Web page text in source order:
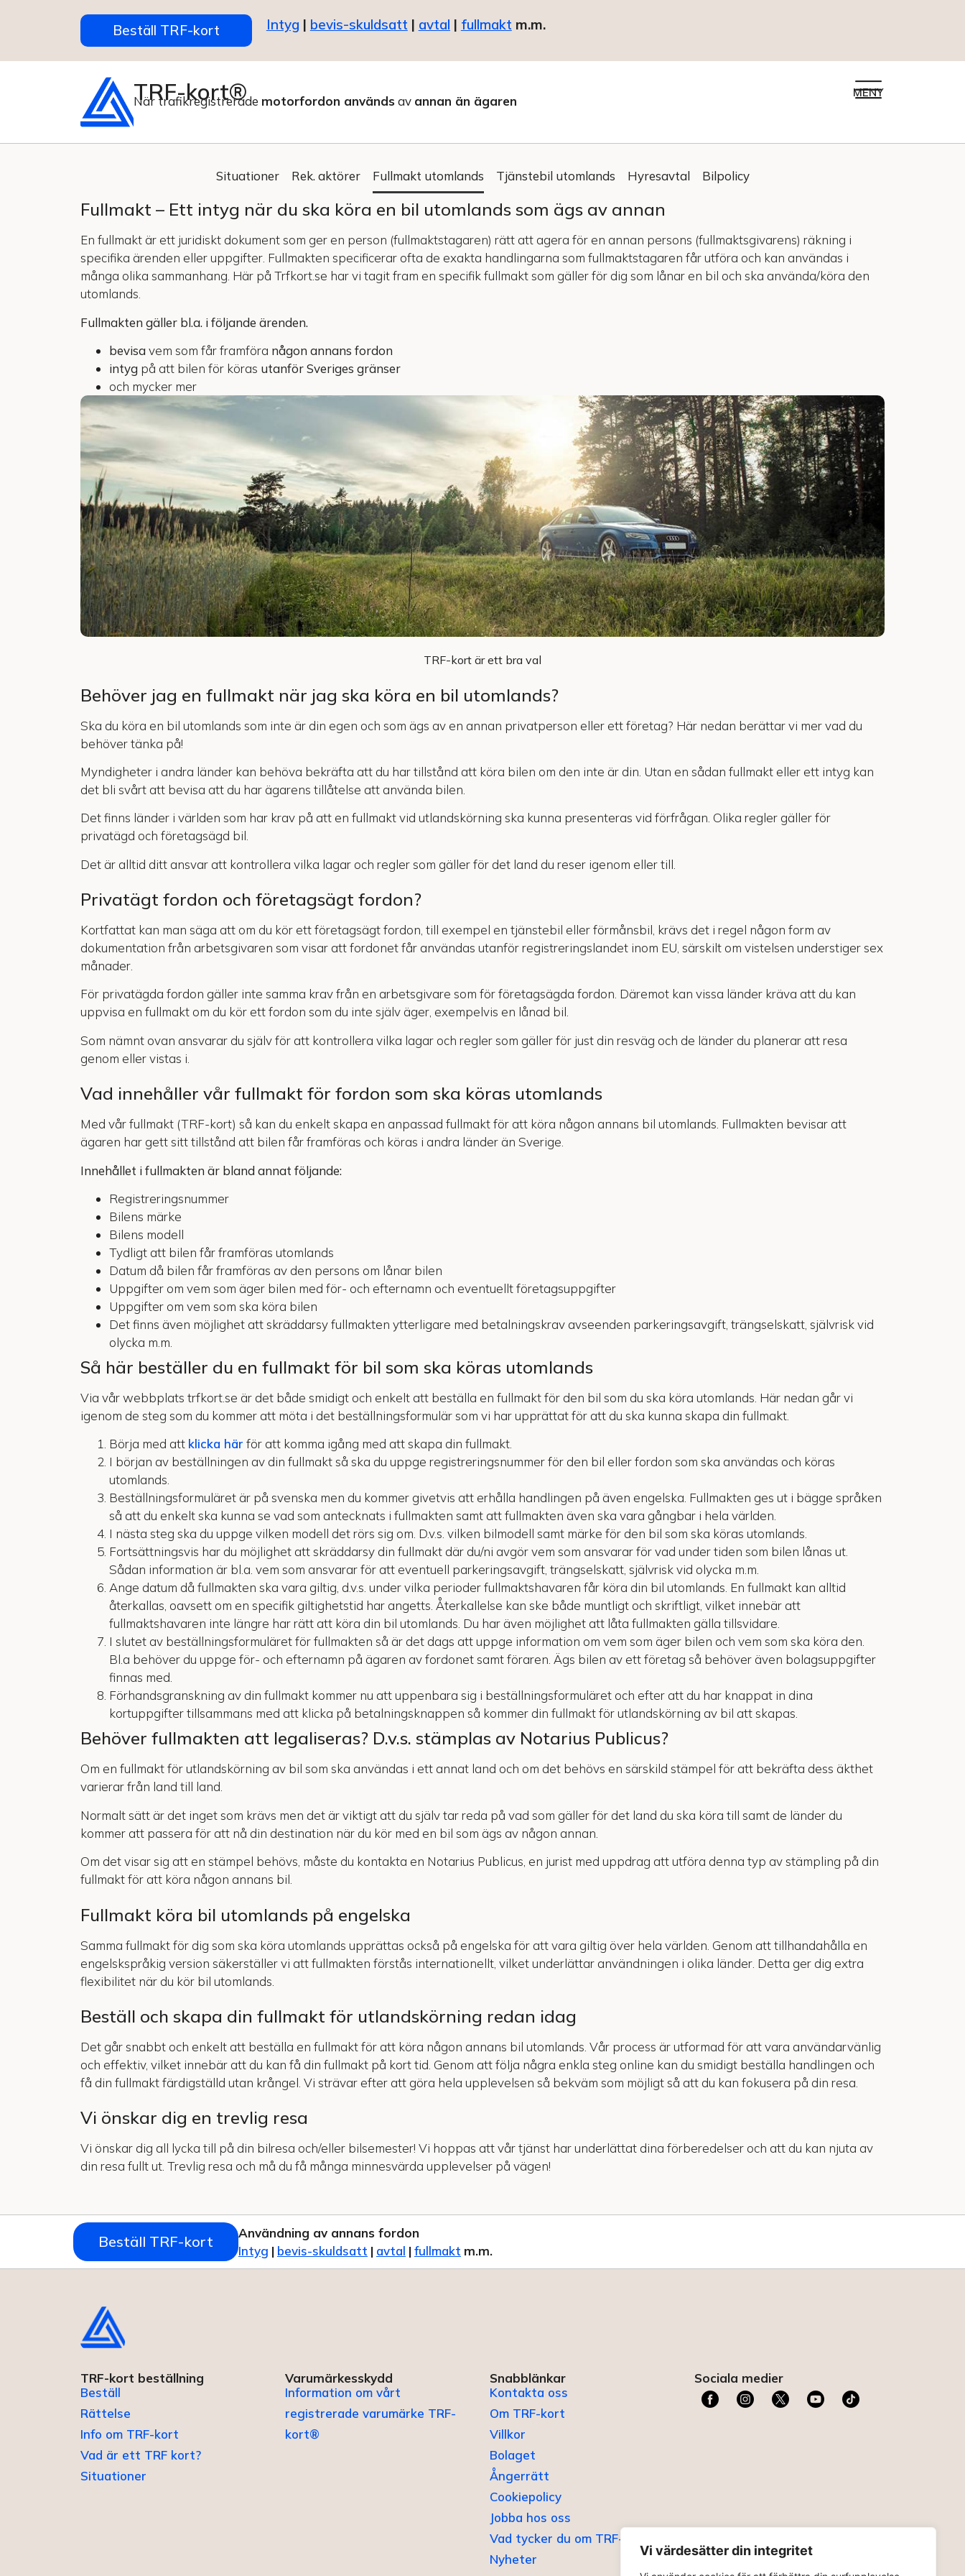
Vi värdesätter din integritet
Beställ TRF-kort Intyg | bevis-skuldsatt | avtal | fullmakt m.m.
TRF-kort®
När trafikregistrerade motorfordon används av annan än ägaren
MENY
Situationer Rek. aktörer Fullmakt utomlands Tjänstebil utomlands Hyresavtal Bilpolicy
Fullmakt – Ett intyg när du ska köra en bil utomlands som ägs av annan
En fullmakt är ett juridiskt dokument som ger en person (fullmaktstagaren) rätt att agera för en annan persons (fullmaktsgivarens) räkning i
specifika ärenden eller uppgifter. Fullmakten specificerar ofta de exakta handlingarna som fullmaktstagaren får utföra och kan användas i
många olika sammanhang. Här på Trfkort.se har vi tagit fram en specifik fullmakt som gäller för dig som lånar en bil och ska använda/köra den
utomlands.
Fullmakten gäller bl.a. i följande ärenden.
bevisavem som får framföra någon annans fordon
intyg på att bilen för köras utanför Sveriges gränser
och mycker mer
TRF-kort är ett bra val
Behöver jag en fullmakt när jag ska köra en bil utomlands?
Ska du köra en bil utomlands som inte är din egen och som ägs av en annan privatperson eller ett företag? Här nedan berättar vi mer vad du
behöver tänka på!
Myndigheter i andra länder kan behöva bekräfta att du har tillstånd att köra bilen om den inte är din. Utan en sådan fullmakt eller ett intyg kan
det bli svårt att bevisa att du har ägarens tillåtelse att använda bilen.
Det finns länder i världen som har krav på att en fullmakt vid utlandskörning ska kunna presenteras vid förfrågan. Olika regler gäller för
privatägd och företagsägd bil.
Det är alltid ditt ansvar att kontrollera vilka lagar och regler som gäller för det land du reser igenom eller till.
Privatägt fordon och företagsägt fordon?
Kortfattat kan man säga att om du kör ett företagsägt fordon, till exempel en tjänstebil eller förmånsbil, krävs det i regel någon form av
dokumentation från arbetsgivaren som visar att fordonet får användas utanför registreringslandet inom EU, särskilt om vistelsen understiger sex
månader.
För privatägda fordon gäller inte samma krav från en arbetsgivare som för företagsägda fordon. Däremot kan vissa länder kräva att du kan
uppvisa en fullmakt om du kör ett fordon som du inte själv äger, exempelvis en lånad bil.
Som nämnt ovan ansvarar du själv för att kontrollera vilka lagar och regler som gäller för just din resväg och de länder du planerar att resa
genom eller vistas i.
Vad innehåller vår fullmakt för fordon som ska köras utomlands
Med vår fullmakt (TRF-kort) så kan du enkelt skapa en anpassad fullmakt för att köra någon annans bil utomlands. Fullmakten bevisar att
ägaren har gett sitt tillstånd att bilen får framföras och köras i andra länder än Sverige.
Innehållet i fullmakten är bland annat följande:
Registreringsnummer
Bilens märke
Bilens modell
Tydligt att bilen får framföras utomlands
Datum då bilen får framföras av den persons om lånar bilen
Uppgifter om vem som äger bilen med för- och efternamn och eventuellt företagsuppgifter
Uppgifter om vem som ska köra bilen
Det finns även möjlighet att skräddarsy fullmakten ytterligare med betalningskrav avseenden parkeringsavgift, trängselskatt, självrisk vid
olycka m.m.
Så här beställer du en fullmakt för bil som ska köras utomlands
Via vår webbplats trfkort.se är det både smidigt och enkelt att beställa en fullmakt för den bil som du ska köra utomlands. Här nedan går vi
igenom de steg som du kommer att möta i det beställningsformulär som vi har upprättat för att du ska kunna skapa din fullmakt.
Börja med att klicka här för att komma igång med att skapa din fullmakt.
I början av beställningen av din fullmakt så ska du uppge registreringsnummer för den bil eller fordon som ska användas och köras
utomlands.
Beställningsformuläret är på svenska men du kommer givetvis att erhålla handlingen på även engelska. Fullmakten ges ut i bägge språken
så att du enkelt ska kunna se vad som antecknats i fullmakten samt att fullmakten även ska vara gångbar i hela världen.
I nästa steg ska du uppge vilken modell det rörs sig om. D.v.s. vilken bilmodell samt märke för den bil som ska köras utomlands.
Fortsättningsvis har du möjlighet att skräddarsy din fullmakt där du/ni avgör vem som ansvarar för vad under tiden som bilen lånas ut.
Sådan information är bl.a. vem som ansvarar för att eventuell parkeringsavgift, trängselskatt, självrisk vid olycka m.m.
Ange datum då fullmakten ska vara giltig, d.v.s. under vilka perioder fullmaktshavaren får köra din bil utomlands. En fullmakt kan alltid
återkallas, oavsett om en specifik giltighetstid har angetts. Återkallelse kan ske både muntligt och skriftligt, vilket innebär att
fullmaktshavaren inte längre har rätt att köra din bil utomlands. Du har även möjlighet att låta fullmakten gälla tillsvidare.
I slutet av beställningsformuläret för fullmakten så är det dags att uppge information om vem som äger bilen och vem som ska köra den.
Bl.a behöver du uppge för- och efternamn på ägaren av fordonet samt föraren. Ägs bilen av ett företag så behöver även bolagsuppgifter
finnas med.
Förhandsgranskning av din fullmakt kommer nu att uppenbara sig i beställningsformuläret och efter att du har knappat in dina
kortuppgifter tillsammans med att klicka på betalningsknappen så kommer din fullmakt för utlandskörning av bil att skapas.
Behöver fullmakten att legaliseras? D.v.s. stämplas av Notarius Publicus?
Om en fullmakt för utlandskörning av bil som ska användas i ett annat land och om det behövs en särskild stämpel för att bekräfta dess äkthet
varierar från land till land.
Normalt sätt är det inget som krävs men det är viktigt att du själv tar reda på vad som gäller för det land du ska köra till samt de länder du
kommer att passera för att nå din destination när du kör med en bil som ägs av någon annan.
Om det visar sig att en stämpel behövs, måste du kontakta en Notarius Publicus, en jurist med uppdrag att utföra denna typ av stämpling på din
fullmakt för att köra någon annans bil.
Fullmakt köra bil utomlands på engelska
Samma fullmakt för dig som ska köra utomlands upprättas också på engelska för att vara giltig över hela världen. Genom att tillhandahålla en
engelskspråkig version säkerställer vi att fullmakten förstås internationellt, vilket underlättar användningen i olika länder. Detta ger dig extra
flexibilitet när du kör bil utomlands.
Beställ och skapa din fullmakt för utlandskörning redan idag
Det går snabbt och enkelt att beställa en fullmakt för att köra någon annans bil utomlands. Vår process är utformad för att vara användarvänlig
och effektiv, vilket innebär att du kan få din fullmakt på kort tid. Genom att följa några enkla steg online kan du smidigt beställa handlingen och
få din fullmakt färdigställd utan krångel. Vi strävar efter att göra hela upplevelsen så bekväm som möjligt så att du kan fokusera på din resa.
Vi önskar dig en trevlig resa
Vi önskar dig all lycka till på din bilresa och/eller bilsemester! Vi hoppas att vår tjänst har underlättat dina förberedelser och att du kan njuta av
din resa fullt ut. Trevlig resa och må du få många minnesvärda upplevelser på vägen!
Beställ TRF-kort
Användning av annans fordon
Intyg | bevis-skuldsatt | avtal |fullmakt m.m.
TRF-kort beställning
Beställ
Rättelse
Info om TRF-kort
Vad är ett TRF kort?
Situationer
Varumärkesskydd
Information om vårt
registrerade varumärke TRF-
kort®
Snabblänkar
Kontakta oss
Om TRF-kort
Villkor
Bolaget
Ångerrätt
Cookiepolicy
Jobba hos oss
Vad tycker du om TRF-kort
Nyheter
Sociala medier